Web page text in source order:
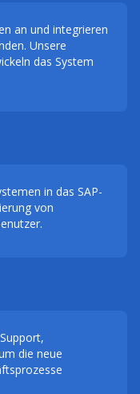
an und integrieren
Unsere
das System
in das SAP-
von
die neue